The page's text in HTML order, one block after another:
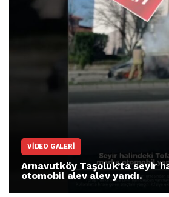
VIDEO GALERI
Arnavutköy Taşoluk’ta seyir
otomobil alev alev yandı.